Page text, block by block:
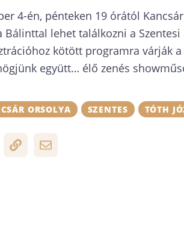
4-én, pénteken 19 órától
Bálinttal lehet találkozni a
kötött programra várják
együtt… élő zenés
ORSOLYA SZENTES TÓTH